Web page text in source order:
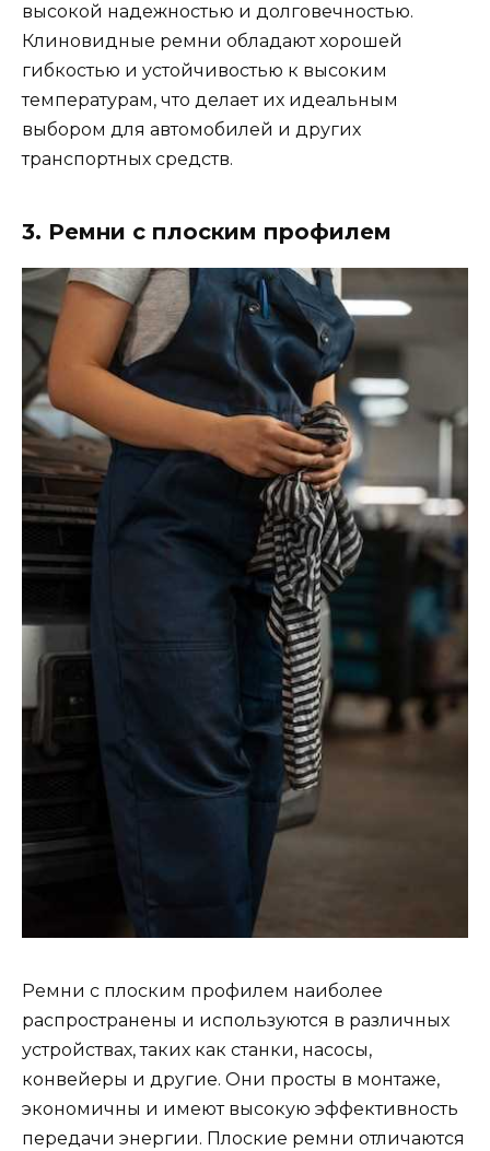
высокой надежностью и долговечностью.
Клиновидные ремни обладают хорошей
гибкостью и устойчивостью к высоким
температурам, что делает их идеальным
выбором для автомобилей и других
транспортных средств.
3. Ремни с плоским профилем
Ремни с плоским профилем наиболее
распространены и используются в различных
устройствах, таких как станки, насосы,
конвейеры и другие. Они просты в монтаже,
экономичны и имеют высокую эффективность
передачи энергии. Плоские ремни отличаются